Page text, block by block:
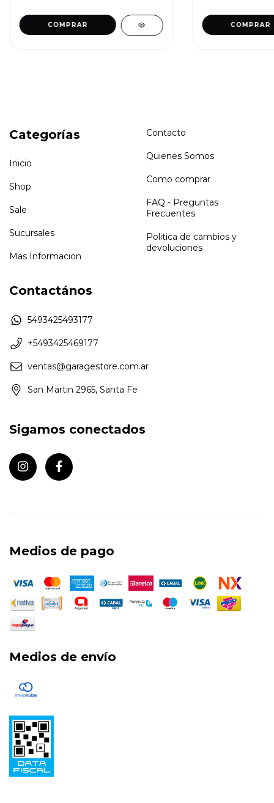
COMPRAR COMPRAR
Categorías
Inicio
Shop
Sale
Sucursales
Mas Informacion
Contacto
Quienes Somos
Como comprar
FAQ - Preguntas
Frecuentes
Politica de cambios y
devoluciones
Contactános
5493425493177
+5493425469177
ventas@garagestore.com.ar
San Martin 2965, Santa Fe
Sigamos conectados
Medios de pago
Medios de envío